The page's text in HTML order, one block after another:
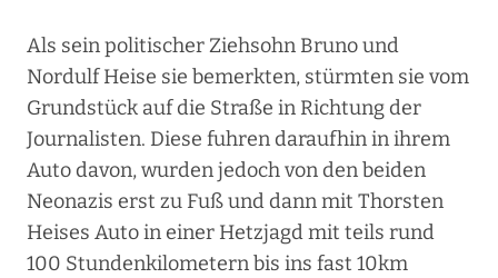
Als sein politischer Ziehsohn Bruno und
Nordulf Heise sie bemerkten, stürmten sie vom
Grundstück auf die Straße in Richtung der
Journalisten. Diese fuhren daraufhin in ihrem
Auto davon, wurden jedoch von den beiden
Neonazis erst zu Fuß und dann mit Thorsten
Heises Auto in einer Hetzjagd mit teils rund
100 Stundenkilometern bis ins fast 10km